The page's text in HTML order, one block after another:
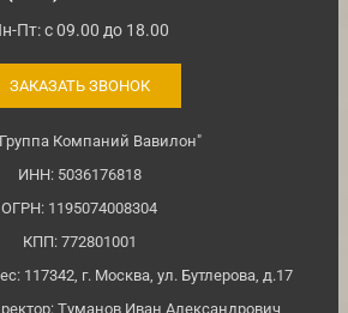
Пт: с 09.00 до 18.00
ЗАКАЗАТЬ ЗВОНОК
Компаний Вавилон"
ИНН: 5036176818
ОГРН: 1195074008304
КПП: 772801001
117342, г. Москва, ул. Бутлерова, д.17
Туманов Иван Александрович